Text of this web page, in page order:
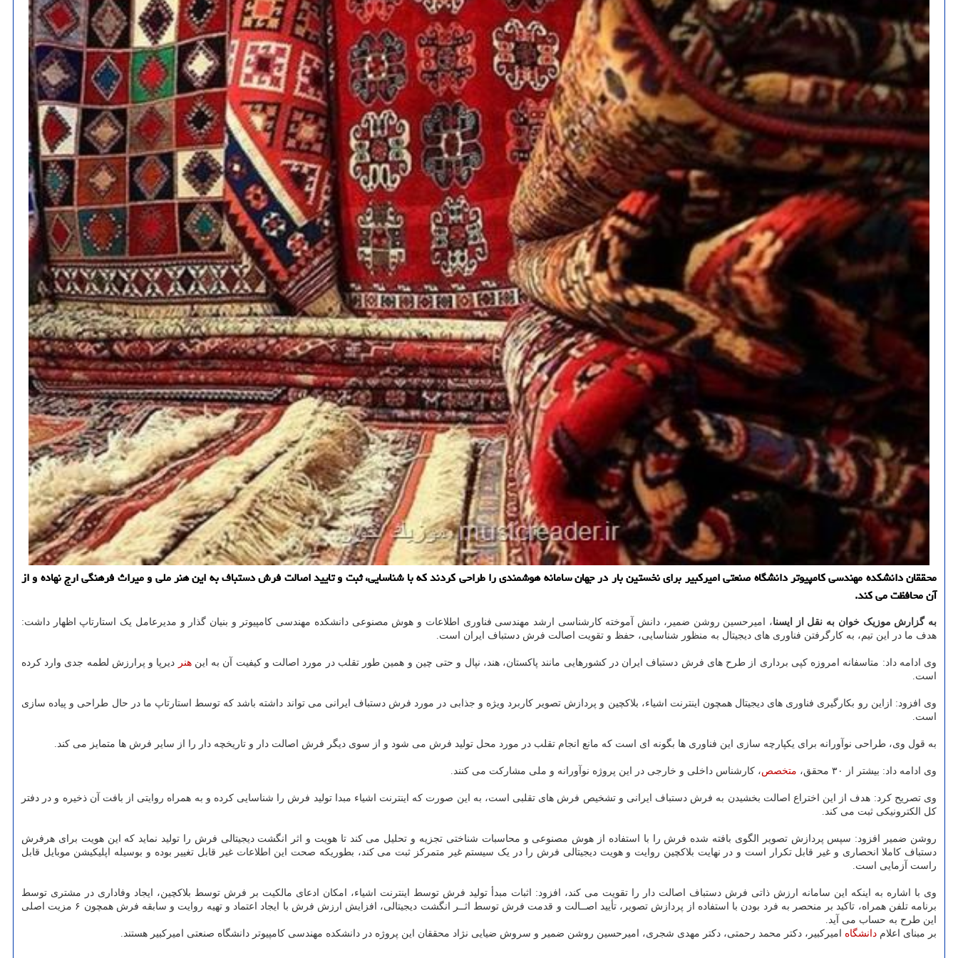
محققان دانشكده مهندسی كامپیوتر دانشگاه صنعتی امیركبیر برای نخستین بار در جهان سامانه هوشمندی را طراحی كردند كه با شناسایی، ثبت و تایید اصالت فرش دستباف به این هنر ملی و میراث فرهنگی ارج نهاده و از
آن محافظت می كند.
به گزارش موزیک خوان به نقل از ایسنا، امیرحسین روشن ضمیر، دانش آموخته کارشناسی ارشد مهندسی فناوری اطلاعات و هوش مصنوعی دانشکده مهندسی کامپیوتر و بنیان گذار و مدیرعامل یک استارتاپ اظهار داشت:
هدف ما در این تیم، به کارگرفتن فناوری های دیجیتال به منظور شناسایی، حفظ و تقویت اصالت فرش دستباف ایران است.
وی ادامه داد: متاسفانه امروزه کپی برداری از طرح های فرش دستباف ایران در کشورهایی مانند پاکستان، هند، نپال و حتی چین و همین طور تقلب در مورد اصالت و کیفیت آن به اینهنر دیرپا و پرارزش لطمه جدی وارد کرده
است.
وی افزود: ازاین رو بکارگیری فناوری های دیجیتال همچون اینترنت اشیاء، بلاکچین و پردازش تصویر کاربرد ویژه و جذابی در مورد فرش دستباف ایرانی می تواند داشته باشد که توسط استارتاپ ما در حال طراحی و پیاده سازی
است.
به قول وی، طراحی نوآورانه برای یکپارچه سازی این فناوری ها بگونه ای است که مانع انجام تقلب در مورد محل تولید فرش می شود و از سوی دیگر فرش اصالت دار و تاریخچه دار را از سایر فرش ها متمایز می کند.
وی ادامه داد: بیشتر از ۳۰ محقق، متخصص، کارشناس داخلی و خارجی در این پروژه نوآورانه و ملی مشارکت می کنند.
وی تصریح کرد: هدف از این اختراع اصالت بخشیدن به فرش دستباف ایرانی و تشخیص فرش های تقلبی است، به این صورت که اینترنت اشیاء مبدا تولید فرش را شناسایی کرده و به همراه روایتی از بافت آن ذخیره و در دفتر
کل الکترونیکی ثبت می کند.
روشن ضمیر افزود: سپس پردازش تصویر الگوی بافته شده فرش را با استفاده از هوش مصنوعی و محاسبات شناختی تجزیه و تحلیل می کند تا هویت و اثر انگشت دیجیتالی فرش را تولید نماید که این هویت برای هرفرش
دستباف کاملا انحصاری و غیر قابل تکرار است و در نهایت بلاکچین روایت و هویت دیجیتالی فرش را در یک سیستم غیر متمرکز ثبت می کند، بطوریکه صحت این اطلاعات غیر قابل تغییر بوده و بوسیله اپلیکیشن موبایل قابل
راست آزمایی است.
وی با اشاره به اینکه این سامانه ارزش ذاتی فرش دستباف اصالت دار را تقویت می کند، افزود: اثبات مبدأ تولید فرش توسط اینترنت اشیاء، امکان ادعای مالکیت بر فرش توسط بلاکچین، ایجاد وفاداری در مشتری توسط
برنامه تلفن همراه، تاکید بر منحصر به فرد بودن با استفاده از پردازش تصویر، تأیید اصــالت و قدمت فرش توسط اثــر انگشت دیجیتالی، افزایش ارزش فرش با ایجاد اعتماد و تهیه روایت و سابقه فرش همچون ۶ مزیت اصلی
این طرح به حساب می آید.
بر مبنای اعلام دانشگاه امیرکبیر، دکتر محمد رحمتی، دکتر مهدی شجری، امیرحسین روشن ضمیر و سروش ضیایی نژاد محققان این پروژه در دانشکده مهندسی کامپیوتر دانشگاه صنعتی امیرکبیر هستند.